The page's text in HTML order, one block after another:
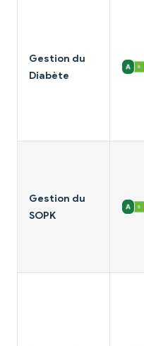
Gestion du
Diabète
Gestion du
SOPK